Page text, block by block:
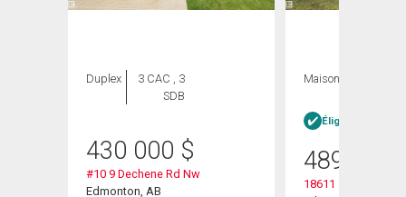
Duplex
3 CAC , 3
SDB
430 000 $
#10 9 Dechene Rd Nw
Edmonton, AB
Maison
Éligible Louer
489 000
18611 57 Avenue